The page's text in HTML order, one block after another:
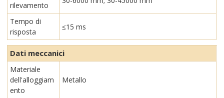
rilevamento
Tempo di
risposta
≤15 ms
Dati meccanici
Materiale
dell'alloggiam
ento
Metallo